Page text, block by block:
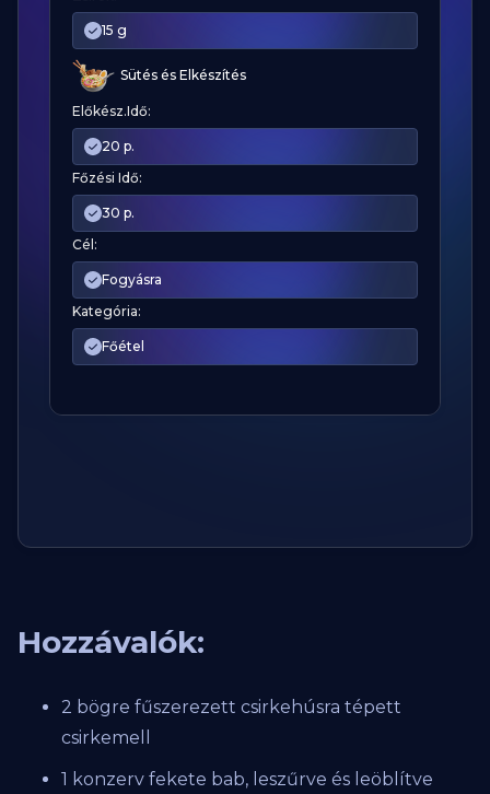
15 g
Sütés és Elkészítés
Előkész.Idő:
20 p.
Főzési Idő:
30 p.
Cél:
Fogyásra
Kategória:
Főétel
Hozzávalók:
2 bögre fűszerezett csirkehúsra tépett
csirkemell
1 konzerv fekete bab, leszűrve és leöblítve